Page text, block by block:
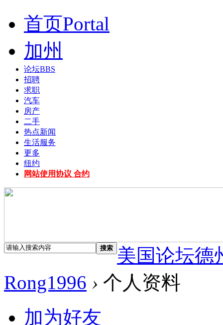
首页Portal
加州
论坛BBS
招聘
求职
汽车
房产
二手
热点新闻
生活服务
更多
纽约
网站使用协议 合约
搜索
美国论坛德
Rong1996 › 个人资料
加为好友